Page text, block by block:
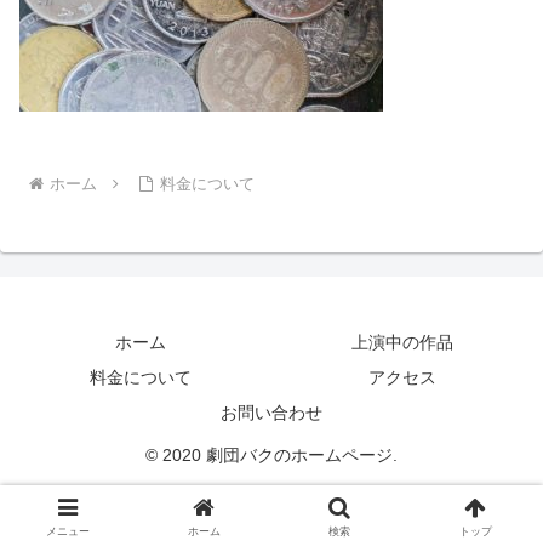
ホーム 料金について
ホーム
上演中の作品
料金について
アクセス
お問い合わせ
© 2020 劇団バクのホームページ.
メニュー ホーム 検索 トップ